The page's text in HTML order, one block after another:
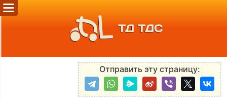
ТД ТДС
Отправить эту страницу: